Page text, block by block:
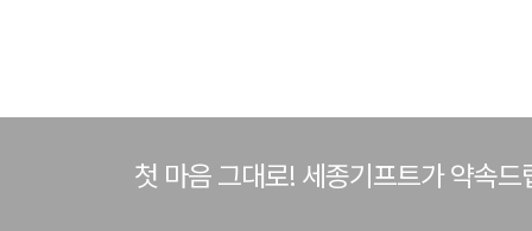
첫 마음 그대로! 세종기프트가 약속드